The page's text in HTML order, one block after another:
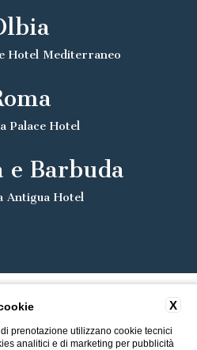
Hotel Mediterraneo
Palace Hotel
e Barbuda
Antigua Hotel
X
prenotazione utilizzano cookie tecnici
analitici e di marketing per pubblicità